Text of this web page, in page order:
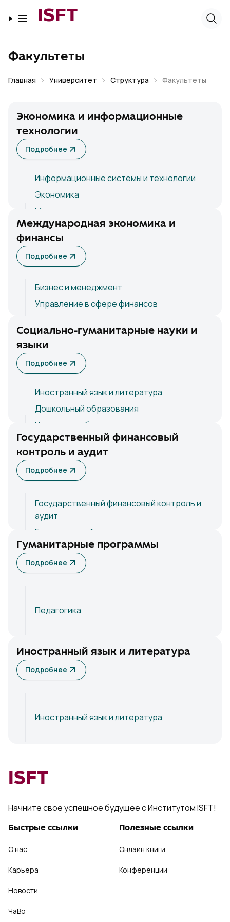
ISFT
Факультеты
Главная Университет Структура Факультеты
Экономика и информационные
технологии
Подробнее
Информационные системы и технологии
Экономика
Маркетинг
Банковское дело и аудит
Информационная безопасность
Международные отношения
Международная экономика и
финансы
Подробнее
Бизнес и менеджмент
Управление в сфере финансов
Социально-гуманитарные науки и
языки
Подробнее
Иностранный язык и литература
Дошкольный образования
Начальное образование
Педагогика
Психология
Филология и преподавание языков
Государственный финансовый
контроль и аудит
Подробнее
Государственный финансовый контроль и
аудит
Бухгалтерский учет
Гуманитарные программы
Подробнее
Педагогика
Иностранный язык и литература
Подробнее
Иностранный язык и литература
ISFT
Начните свое успешное будущее с Институтом ISFT!
Быстрые ссылки
О нас
Карьера
Новости
ЧаВо
Полезные ссылки
Онлайн книги
Конференции